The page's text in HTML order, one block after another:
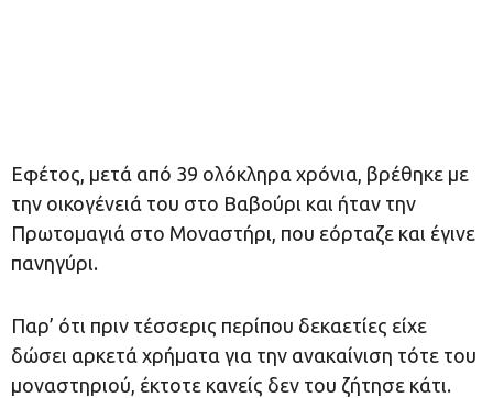
Εφέτος, μετά από 39 ολόκληρα χρόνια, βρέθηκε με
την οικογένειά του στο Βαβούρι και ήταν την
Πρωτομαγιά στο Μοναστήρι, που εόρταζε και έγινε
πανηγύρι.
Παρ’ ότι πριν τέσσερις περίπου δεκαετίες είχε
δώσει αρκετά χρήματα για την ανακαίνιση τότε του
μοναστηριού, έκτοτε κανείς δεν του ζήτησε κάτι.